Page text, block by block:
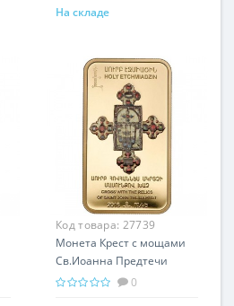
На складе
Код товара: 27739
Монета Крест с мощами
Св.Иоанна Предтечи
серебро 25.00 гр -
0